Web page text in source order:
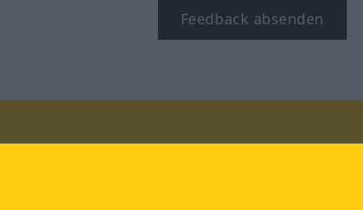
Feedback absenden
Besuchen Sie uns auf: